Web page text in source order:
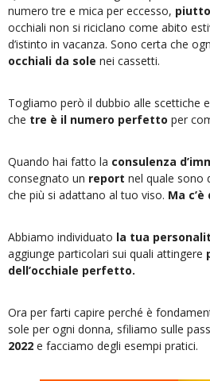
numero tre e mica per eccesso,
occhiali non si riciclano come abito
d’istinto in vacanza. Sono certa che
occhiali da sole nei cassetti.
Togliamo però il dubbio alle scettiche
che tre è il numero perfetto per
Quando hai fatto la consulenza
consegnato un report nel quale sono
che più si adattano al tuo viso. Ma c’è
Abbiamo individuato la tua
aggiunge particolari sui quali attingere
dell’occhiale perfetto.
Ora per farti capire perché è
sole per ogni donna, sfiliamo sulle
2022 e facciamo degli esempi pratici.